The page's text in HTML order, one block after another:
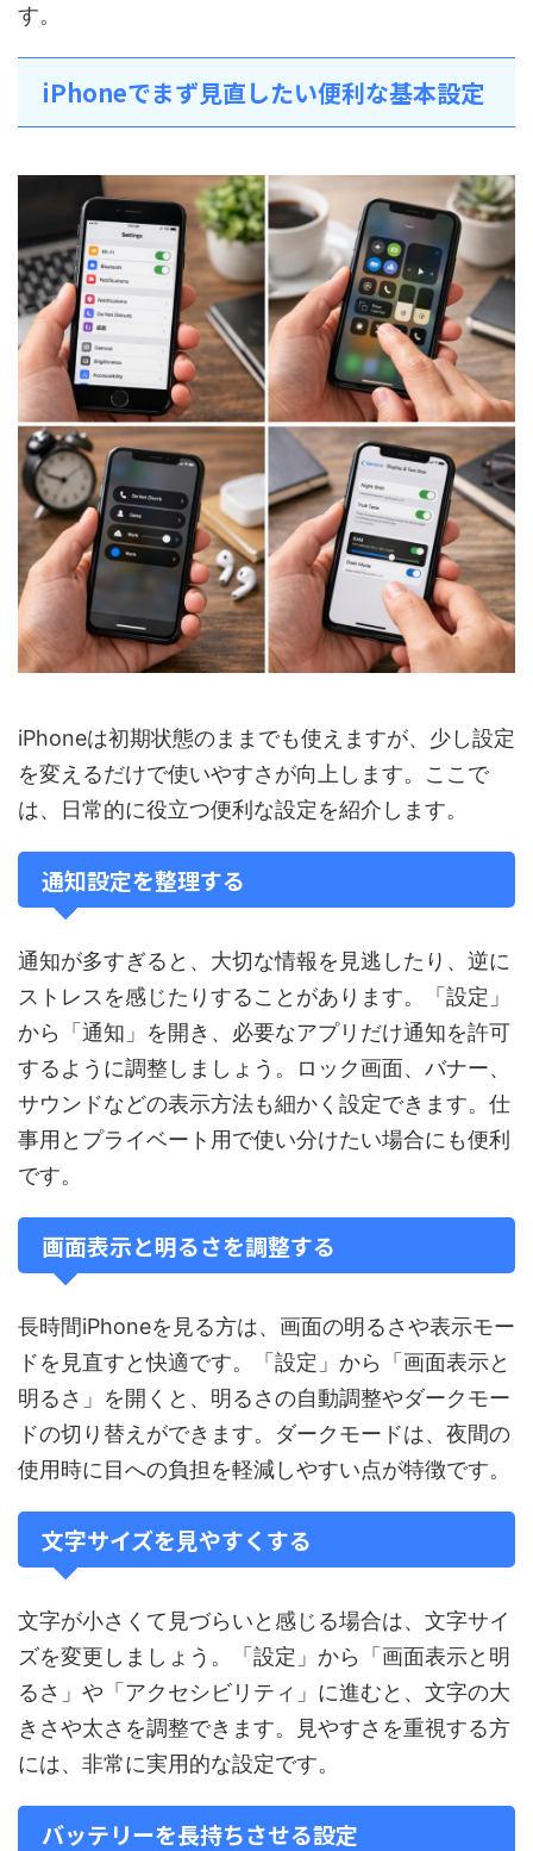
す。
iPhoneでまず見直したい便利な基本設定
iPhoneは初期状態のままでも使えますが、少し設定
を変えるだけで使いやすさが向上します。ここで
は、日常的に役立つ便利な設定を紹介します。
通知設定を整理する
通知が多すぎると、大切な情報を見逃したり、逆に
ストレスを感じたりすることがあります。「設定」
から「通知」を開き、必要なアプリだけ通知を許可
するように調整しましょう。ロック画面、バナー、
サウンドなどの表示方法も細かく設定できます。仕
事用とプライベート用で使い分けたい場合にも便利
です。
画面表示と明るさを調整する
長時間iPhoneを見る方は、画面の明るさや表示モー
ドを見直すと快適です。「設定」から「画面表示と
明るさ」を開くと、明るさの自動調整やダークモー
ドの切り替えができます。ダークモードは、夜間の
使用時に目への負担を軽減しやすい点が特徴です。
文字サイズを見やすくする
文字が小さくて見づらいと感じる場合は、文字サイ
ズを変更しましょう。「設定」から「画面表示と明
るさ」や「アクセシビリティ」に進むと、文字の大
きさや太さを調整できます。見やすさを重視する方
には、非常に実用的な設定です。
バッテリーを長持ちさせる設定